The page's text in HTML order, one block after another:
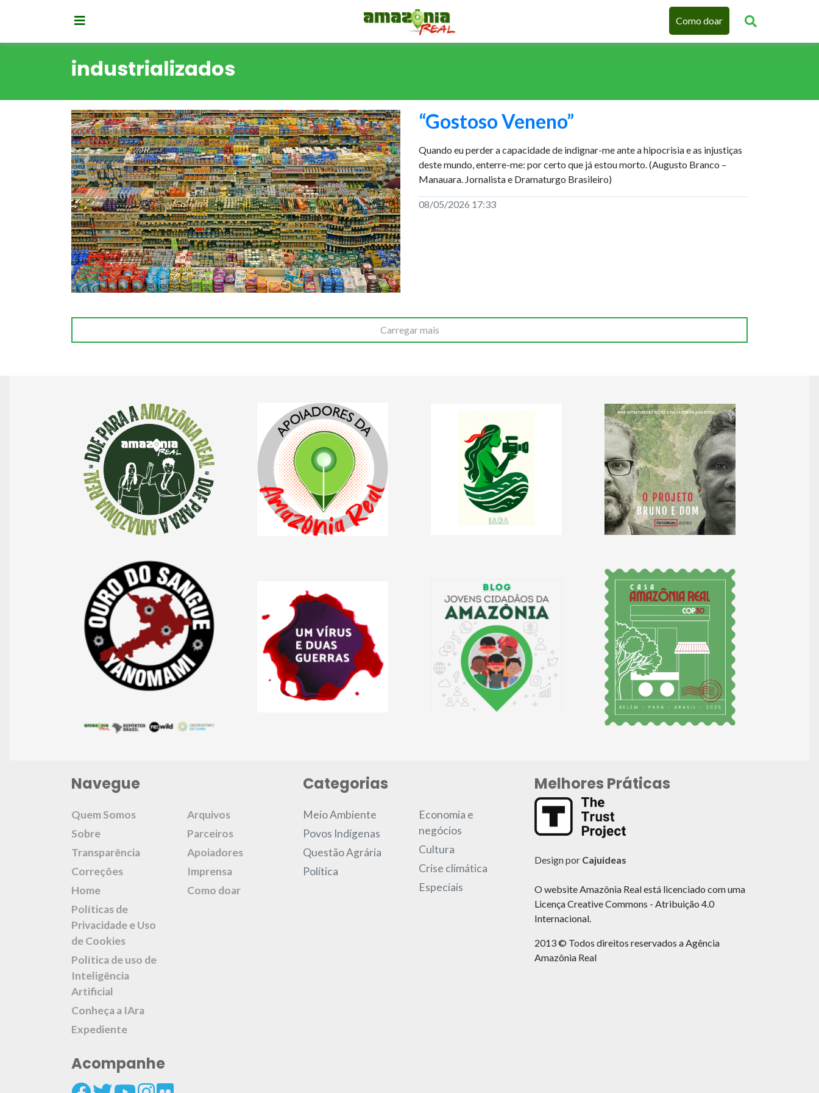
Como doar
industrializados
“Gostoso Veneno”
Quando eu perder a capacidade de indignar-me ante a hipocrisia e as injustiças
deste mundo, enterre-me: por certo que já estou morto. (Augusto Branco –
Manauara. Jornalista e Dramaturgo Brasileiro)
08/05/2026 17:33
Carregar mais
Navegue
Quem Somos
Sobre
Transparência
Correções
Home
Políticas de
Privacidade e Uso
de Cookies
Política de uso de
Inteligência
Artificial
Conheça a IAra
Expediente
Arquivos
Parceiros
Apoiadores
Imprensa
Como doar
Acompanhe
Categorias
Meio Ambiente
Povos Indígenas
Questão Agrária
Política
Economia e
negócios
Cultura
Crise climática
Especiais
Melhores Práticas
Design por Cajuideas
O website Amazônia Real está licenciado com uma
Licença Creative Commons - Atribuição 4.0
Internacional.
2013 © Todos direitos reservados a Agência
Amazônia Real